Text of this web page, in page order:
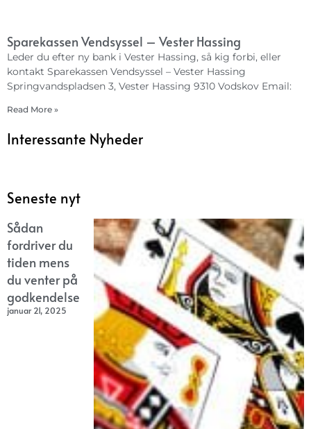
Sparekassen Vendsyssel – Vester Hassing
Leder du efter ny bank i Vester Hassing, så kig forbi, eller
kontakt Sparekassen Vendsyssel – Vester Hassing
Springvandspladsen 3, Vester Hassing 9310 Vodskov Email:
Read More »
Interessante Nyheder
Seneste nyt
Sådan
fordriver du
tiden mens
du venter på
godkendelse
januar 21, 2025